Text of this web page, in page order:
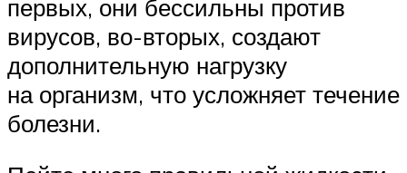
первых, они бессильны против
вирусов, во-вторых, создают
дополнительную нагрузку
на организм, что усложняет течение
болезни.